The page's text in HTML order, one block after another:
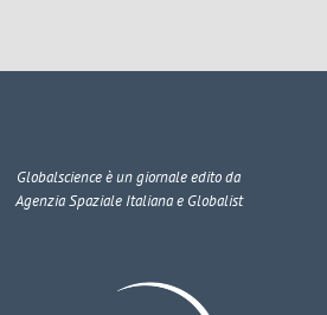
Globalscienceè un giornale edito da
Agenzia Spaziale Italiana e Globalist